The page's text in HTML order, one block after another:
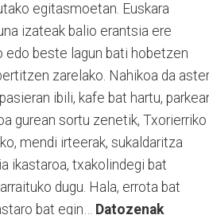
egitasmoetan. Euskara
izateak balio erantsia ere
edo beste lagun bati hobetzen
zarelako. Nahikoa da
ibili, kafe bat hartu,
gurean sortu zenetik, Txorierriko
mendi irteerak, sukaldaritza
ikastaroa, txakolindegi bat
dugu. Hala, errota bat
bat egin… Datozenak